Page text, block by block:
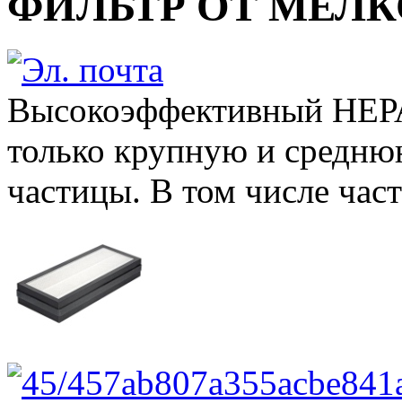
Высокоэффективный
только крупную и
частицы. В том числе